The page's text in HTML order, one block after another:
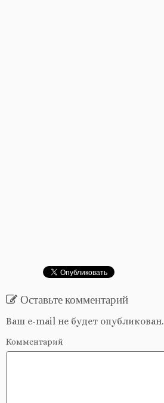
Оставьте комментарий
Ваш e-mail не будет опубликован.
Комментарий